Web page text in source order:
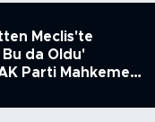
Meclis'te
da Oldu'
Parti Mahkeme